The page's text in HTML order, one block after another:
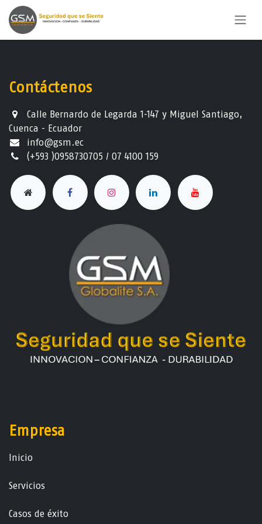
Ir al contenido
Contáctenos
Calle Bernardo de Legarda 1-147 y Miguel Santiago,
Cuenca - Ecuador
info@gsm.ec​
(+593 )0958730705 / 07 4100 159
Empresa
Ini​ci​o
Servicios
Casos de éxito